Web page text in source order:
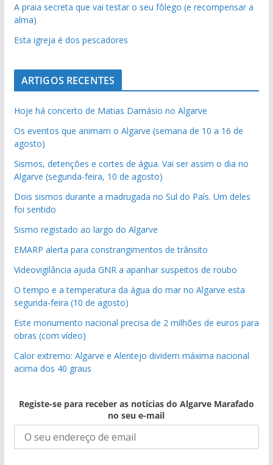
A praia secreta que vai testar o seu fôlego (e recompensar a
alma)
Esta igreja é dos pescadores
ARTIGOS RECENTES
Hoje há concerto de Matias Damásio no Algarve
Os eventos que animam o Algarve (semana de 10 a 16 de
agosto)
Sismos, detenções e cortes de água. Vai ser assim o dia no
Algarve (segunda-feira, 10 de agosto)
Dois sismos durante a madrugada no Sul do País. Um deles
foi sentido
Sismo registado ao largo do Algarve
EMARP alerta para constrangimentos de trânsito
Videovigilância ajuda GNR a apanhar suspeitos de roubo
O tempo e a temperatura da água do mar no Algarve esta
segunda-feira (10 de agosto)
Este monumento nacional precisa de 2 milhões de euros para
obras (com vídeo)
Calor extremo: Algarve e Alentejo dividem máxima nacional
acima dos 40 graus
Registe-se para receber as notícias do Algarve Marafado
no seu e-mail